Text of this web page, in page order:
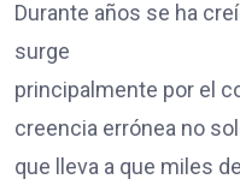
Durante años se ha
surge
principalmente por el
creencia errónea no
que lleva a que miles